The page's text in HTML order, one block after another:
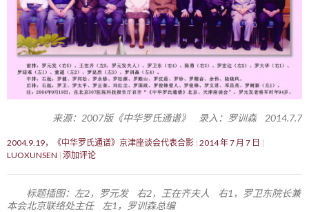
来源：2007版《中华罗氏通谱》 录入：罗训森 2014.7.7
2004.9.19，《中华罗氏通谱》京津座谈会代表合影 2014 年 7 月 7 日
LUOXUNSEN 添加评论
标题插图：左2，罗元发 右2，王在齐夫人 右1，罗卫东院长兼
本会北京联络处主任 左1，罗训森总编